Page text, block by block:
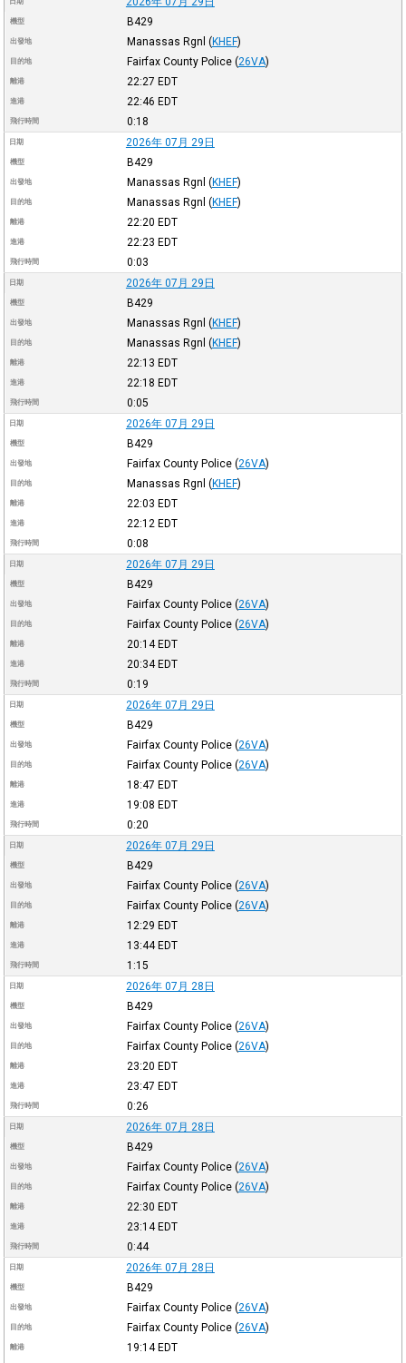
機型 B429
出發地 Manassas Rgnl (KHEF)
目的地 Fairfax County Police (26VA)
離港 22:27 EDT
進港 22:46 EDT
飛行時間 0:18
日期 2026年 07月 29日
機型 B429
出發地 Manassas Rgnl (KHEF)
目的地 Manassas Rgnl (KHEF)
離港 22:20 EDT
進港 22:23 EDT
飛行時間 0:03
日期 2026年 07月 29日
機型 B429
出發地 Manassas Rgnl (KHEF)
目的地 Manassas Rgnl (KHEF)
離港 22:13 EDT
進港 22:18 EDT
飛行時間 0:05
日期 2026年 07月 29日
機型 B429
出發地 Fairfax County Police (26VA)
目的地 Manassas Rgnl (KHEF)
離港 22:03 EDT
進港 22:12 EDT
飛行時間 0:08
日期 2026年 07月 29日
機型 B429
出發地 Fairfax County Police (26VA)
目的地 Fairfax County Police (26VA)
離港 20:14 EDT
進港 20:34 EDT
飛行時間 0:19
日期 2026年 07月 29日
機型 B429
出發地 Fairfax County Police (26VA)
目的地 Fairfax County Police (26VA)
離港 18:47 EDT
進港 19:08 EDT
飛行時間 0:20
日期 2026年 07月 29日
機型 B429
出發地 Fairfax County Police (26VA)
目的地 Fairfax County Police (26VA)
離港 12:29 EDT
進港 13:44 EDT
飛行時間 1:15
日期 2026年 07月 28日
機型 B429
出發地 Fairfax County Police (26VA)
目的地 Fairfax County Police (26VA)
離港 23:20 EDT
進港 23:47 EDT
飛行時間 0:26
日期 2026年 07月 28日
機型 B429
出發地 Fairfax County Police (26VA)
目的地 Fairfax County Police (26VA)
離港 22:30 EDT
進港 23:14 EDT
飛行時間 0:44
日期 2026年 07月 28日
機型 B429
出發地 Fairfax County Police (26VA)
目的地 Fairfax County Police (26VA)
離港 19:14 EDT